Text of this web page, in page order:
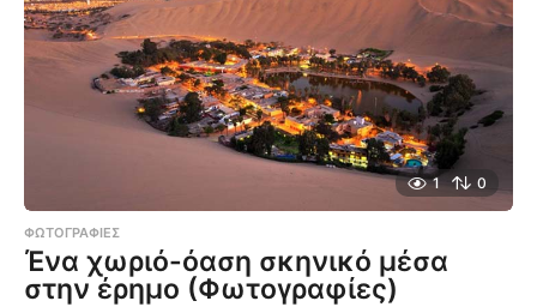
1 0
ΦΩΤΟΓΡΑΦΊΕΣ
Ένα χωριό-όαση σκηνικό μέσα
στην έρημο (Φωτογραφίες)